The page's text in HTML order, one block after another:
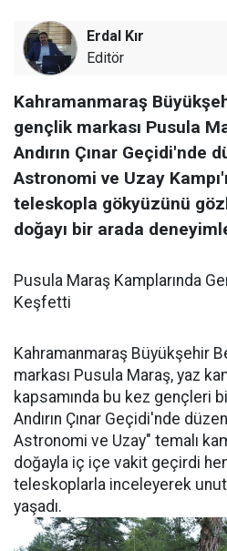
Erdal Kır
Editör
Kahramanmaraş
gençlik markası Pusula
Andırın Çınar Geçidi'nde
Astronomi ve Uzay
teleskopla gökyüzünü
doğayı bir arada
Pusula Maraş Kamplarında
Keşfetti
Kahramanmaraş Büyükşehir
markası Pusula Maraş, yaz
kapsamında bu kez gençleri
Andırın Çınar Geçidi'nde
Astronomi ve Uzay" temalı
doğayla iç içe vakit geçirdi
teleskoplarla inceleyerek
yaşadı.